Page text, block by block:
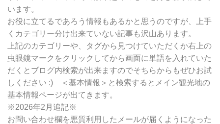
索
います。
お役に立てるであろう情報もあるかと思うのですが、上手
くカテゴリー分け出来ていない記事も沢山あります。
上記のカテゴリーや、タグから見つけていただくか右上の
虫眼鏡マークをクリックしてから画面に単語を入れていた
だくとブログ内検索が出来ますのでそちらからもぜひお試
しください :) ＜基本情報＞と検索するとメイン観光地の
基本情報ページが出てきます。
※2026年2月追記※
お問い合わせ欄を悪質利用したメールが届くようになった